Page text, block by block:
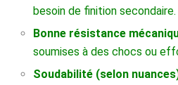
besoin de finition secondaire.
Bonne résistance
soumises à des chocs ou
Soudabilité (selon